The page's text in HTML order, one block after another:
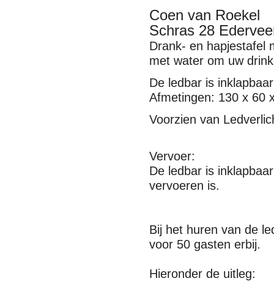
Coen van Roekel
Schras 28
Drank- en hapjestafel
met water om uw
De ledbar is
Afmetingen: 130 x 60
Voorzien van
Vervoer:
De ledbar is
vervoeren is.
Bij het huren van de
voor 50 gasten erbij.
Hieronder de uitleg: